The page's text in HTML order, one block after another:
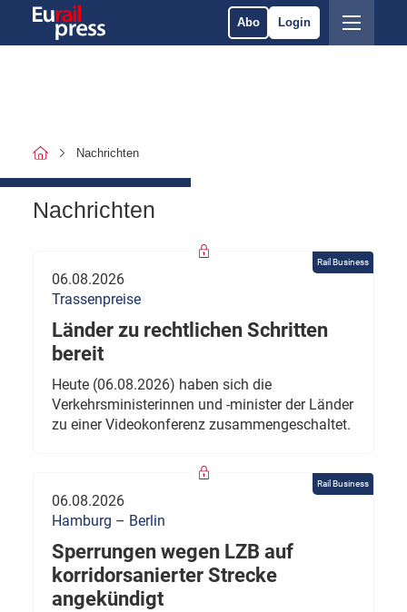
Abo Login
Nachrichten
Nachrichten
Rail Business
06.08.2026
Trassenpreise
Länder zu rechtlichen Schritten
bereit
Heute (06.08.2026) haben sich die
Verkehrsministerinnen und -minister der Länder
zu einer Videokonferenz zusammengeschaltet.
Rail Business
06.08.2026
Hamburg – Berlin
Sperrungen wegen LZB auf
korridorsanierter Strecke
angekündigt